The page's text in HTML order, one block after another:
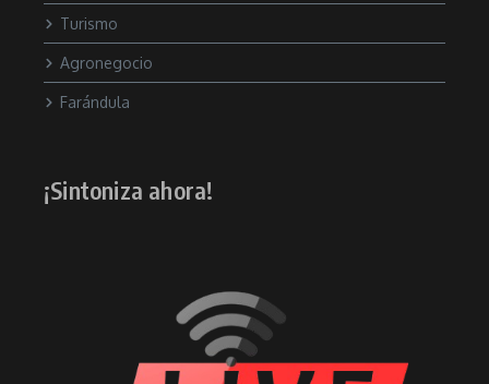
Turismo
Agronegocio
Farándula
¡Sintoniza ahora!